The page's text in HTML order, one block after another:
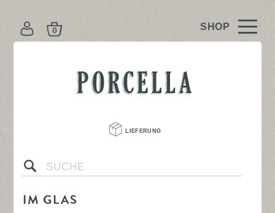
PORCELLA
LIEFERUNG
s
IM GLAS